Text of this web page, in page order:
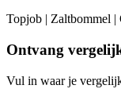
Topjob | Zaltbommel |
Ontvang
Vul in waar je